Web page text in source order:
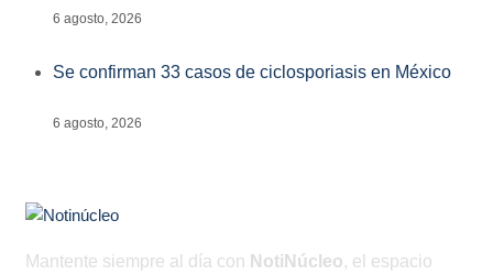
6 agosto, 2026
Se confirman 33 casos de ciclosporiasis en México
6 agosto, 2026
Mantente siempre al día con NotiNúcleo, el espacio